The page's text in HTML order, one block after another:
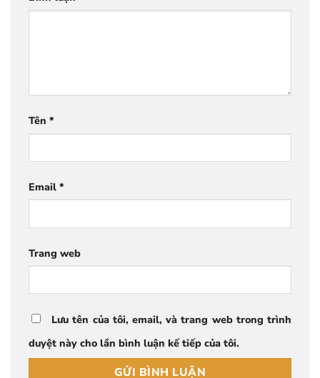
Tên *
Email *
Trang web
Lưu tên của tôi, email, và trang web trong trình
duyệt này cho lần bình luận kế tiếp của tôi.